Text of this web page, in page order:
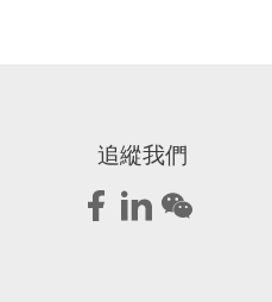
追縱我們